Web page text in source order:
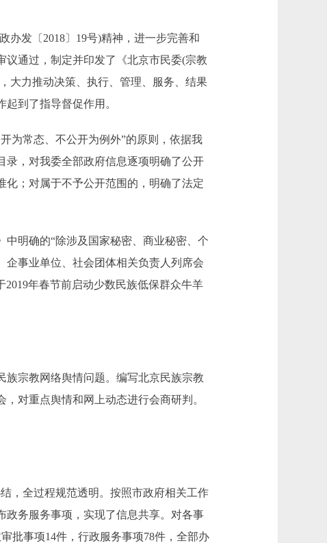
发〔2018〕19号)精神，进一步完善和
议通过，制定并印发了《北京市民委(宗教
大力推动决策、执行、管理、服务、结果
到了指导督促作用。
常态、不公开为例外”的原则，依据我
录，对我委全部政府信息逐项明确了公开
化；对属于不予公开范围的，明确了法定
明确的“除涉及国家秘密、商业秘密、个
企事业单位、社会团体相关负责人列席会
年春节前启动少数民族低保群众牛羊
宗教网络舆情问题。编写北京民族宗教
对重点舆情和网上动态进行会商研判。
，全过程规范透明。按照市政府相关工作
政务服务事项，实现了信息共享。对各事
批事项14件，行政服务事项78件，全部办